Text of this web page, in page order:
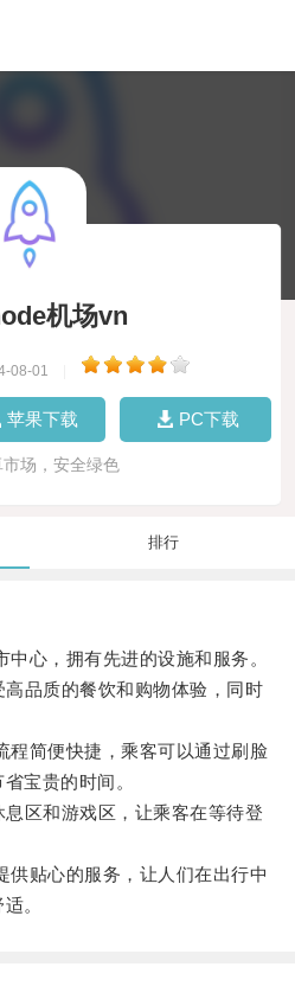
机场vn
08-01
苹果下载 PC下载
市场，安全绿色
排行
心，拥有先进的设施和服务。
品质的餐饮和购物体验，同时
简便快捷，乘客可以通过刷脸
宝贵的时间。
区和游戏区，让乘客在等待登
贴心的服务，让人们在出行中
。